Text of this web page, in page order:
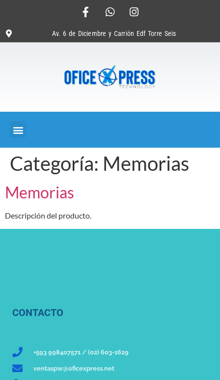
Av. 6 de Diciembre y Carrión Edf Torre Seis
Categoría: Memorias
Memorias
Descripción del producto.
CONTACTO
+593 998407571 / (02) 603-1629
ventaspw@oficexpress.net